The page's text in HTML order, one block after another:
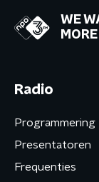
WE
MORE
Radio
Programmering
Presentatoren
Frequenties